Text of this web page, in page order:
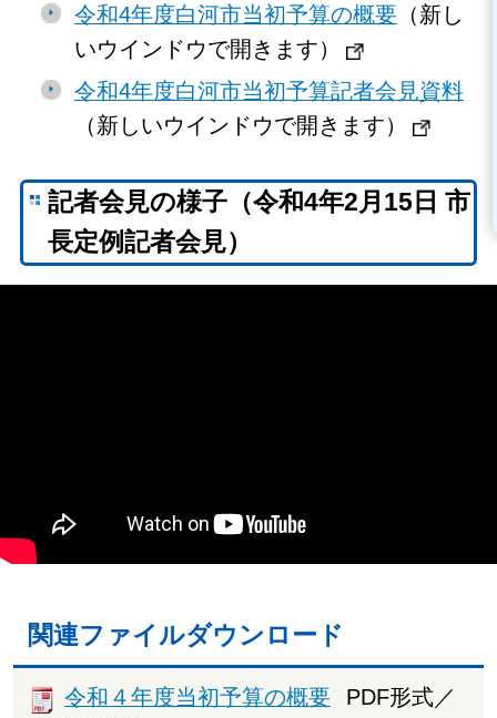
令和4年度白河市当初予算の概要（新し
いウインドウで開きます）
令和4年度白河市当初予算記者会見資料
（新しいウインドウで開きます）
記者会見の様子（令和4年2月15日 市
長定例記者会見）
関連ファイルダウンロード
令和４年度当初予算の概要
PDF形式／